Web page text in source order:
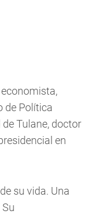
de Política
Tulane, doctor
en
su vida. Una